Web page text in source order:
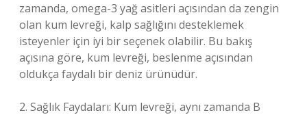
zamanda, omega-3 yağ asitleri açısından da zengin
olan kum levreği, kalp sağlığını desteklemek
isteyenler için iyi bir seçenek olabilir. Bu bakış
açısına göre, kum levreği, beslenme açısından
oldukça faydalı bir deniz ürünüdür.
2. Sağlık Faydaları: Kum levreği, aynı zamanda B